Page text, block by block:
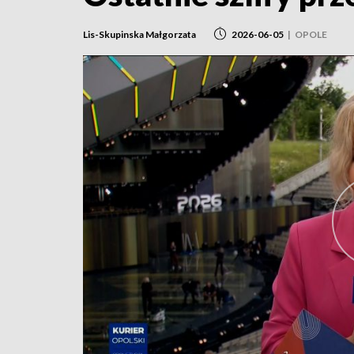
Lis-Skupinska Małgorzata 2026-06-05 | OPOLE